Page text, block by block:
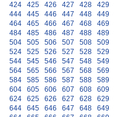
424
425 426 427 428 429
444
445 446 447 448 449
464
465 466 467 468 469
484
485 486 487 488 489
504
505 506 507 508 509
524
525 526 527 528 529
544
545 546 547 548 549
564
565 566 567 568 569
584
585 586 587 588 589
604
605 606 607 608 609
624
625 626 627 628 629
644
645 646 647 648 649